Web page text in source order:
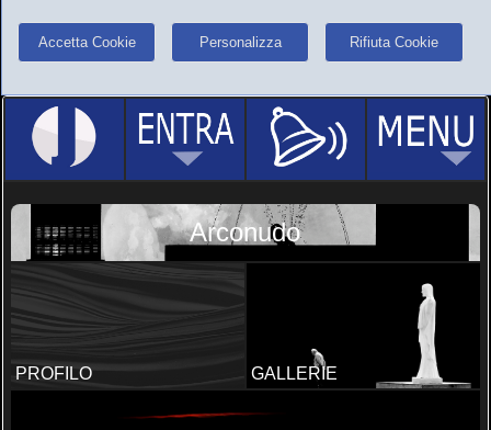
Accetta Cookie Personalizza Rifiuta Cookie
Arconudo
PROFILO GALLERIE